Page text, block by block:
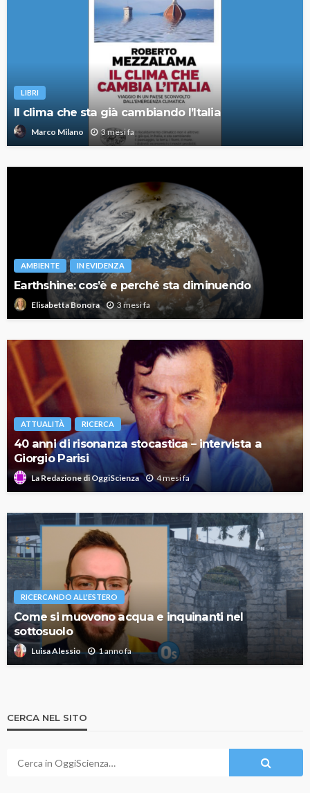
LIBRI
Il clima che sta già cambiando l’Italia
Marco Milano 3 mesi fa
AMBIENTE IN EVIDENZA
Earthshine: cos’è e perché sta diminuendo
Elisabetta Bonora 3 mesi fa
ATTUALITÀ RICERCA
40 anni di risonanza stocastica – intervista a
Giorgio Parisi
La Redazione di OggiScienza 4 mesi fa
RICERCANDO ALL'ESTERO
Come si muovono acqua e inquinanti nel
sottosuolo
Luisa Alessio 1 anno fa
CERCA NEL SITO